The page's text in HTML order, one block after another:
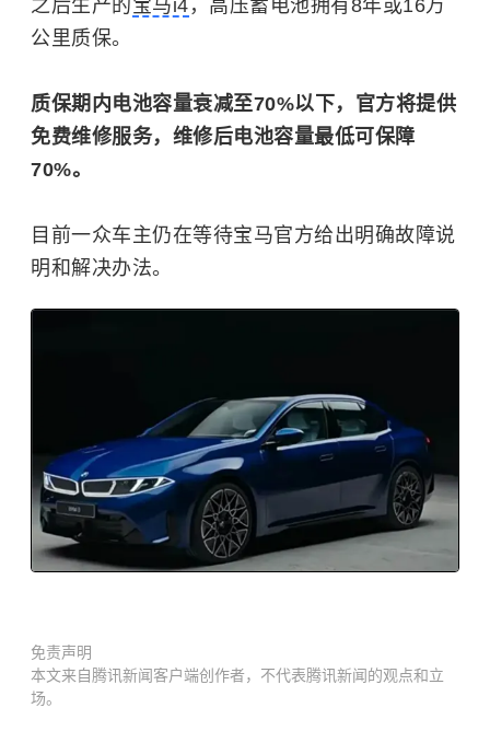
之后生产的宝马i4 ，高压蓄电池拥有8年或16万
公里质保。
质保期内电池容量衰减至70%以下，官方将提供
免费维修服务，维修后电池容量最低可保障
70%。
目前一众车主仍在等待宝马官方给出明确故障说
明和解决办法。
免责声明
本文来自腾讯新闻客户端创作者，不代表腾讯新闻的观点和立
场。